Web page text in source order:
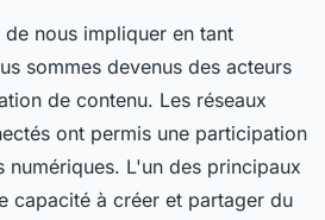
nous impliquer en tant
sommes devenus des acteurs
de contenu. Les réseaux
ont permis une participation
L'un des principaux
capacité à créer et partager du